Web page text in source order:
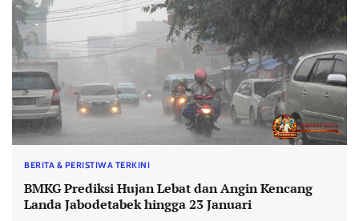
BERITA & PERISTIWA TERKINI
BMKG Prediksi Hujan Lebat dan Angin Kencang
Landa Jabodetabek hingga 23 Januari